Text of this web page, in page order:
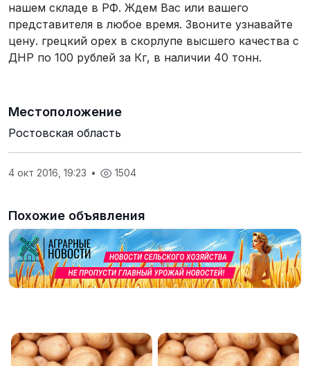
нашем складе в РФ. Ждем Вас или вашего
представителя в любое время. Звоните узнавайте
цену. грецкий орех в скорлупе высшего качества с
ДНР по 100 рублей за Кг, в наличии 40 тонн.
Местоположение
Ростовская область
4 окт 2016, 19:23 • 1504
Похожие объявления